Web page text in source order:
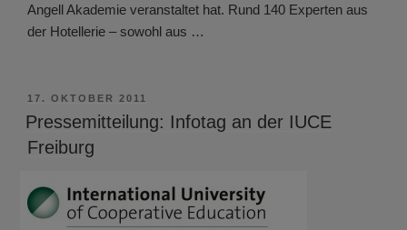
Angell Akademie veranstaltet hat. Rund 140 Experten aus
der Hotellerie – sowohl aus …
VERÖFFENTLICHT
AM
17. OKTOBER 2011
Pressemitteilung: Infotag an der IUCE
Freiburg